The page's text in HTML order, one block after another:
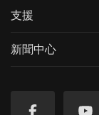
支援
新聞中心